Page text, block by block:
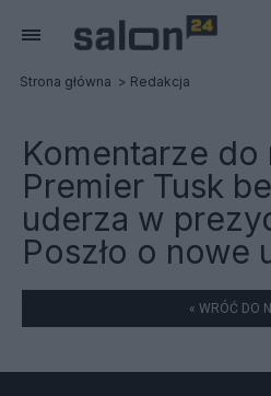
Strona główna Redakcja
Komentarze do
Premier Tusk
uderza w
Poszło o nowe
« WRÓĆ DO